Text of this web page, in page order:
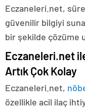
Eczaneleri.net,
güvenilir bilgiyi
bir şekilde çözüme
Eczaneleri.net
Artık Çok Kolay
Eczaneleri.net,
özellikle acil ilaç